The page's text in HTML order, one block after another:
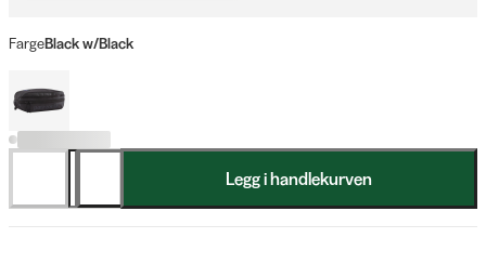
FargeBlack w/Black
Legg i handlekurven